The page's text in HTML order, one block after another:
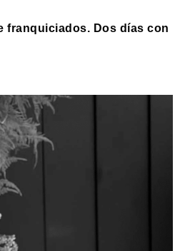
franquiciados. Dos días con